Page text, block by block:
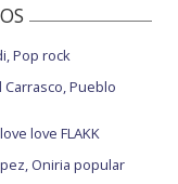
Pop rock
Carrasco, Pueblo
love FLAKK
Oniria popular